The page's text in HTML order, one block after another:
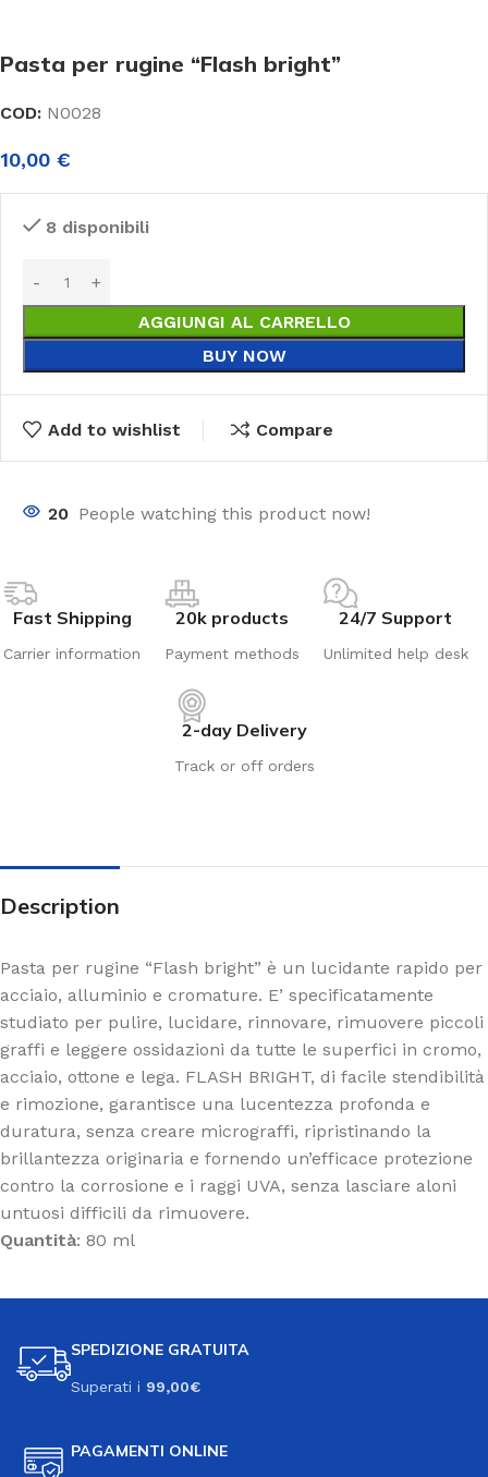
Pasta per rugine “Flash bright”
COD: N0028
10,00 €
8 disponibili
AGGIUNGI AL CARRELLO
BUY NOW
Add to wishlist Compare
20 People watching this product now!
Fast Shipping
Carrier information
20k products
Payment methods
24/7 Support
Unlimited help desk
2-day Delivery
Track or off orders
Description
Pasta per rugine “Flash bright” è un lucidante rapido per
acciaio, alluminio e cromature. E’ specificatamente
studiato per pulire, lucidare, rinnovare, rimuovere piccoli
graffi e leggere ossidazioni da tutte le superfici in cromo,
acciaio, ottone e lega. FLASH BRIGHT, di facile stendibilità
e rimozione, garantisce una lucentezza profonda e
duratura, senza creare micrograffi, ripristinando la
brillantezza originaria e fornendo un’efficace protezione
contro la corrosione e i raggi UVA, senza lasciare aloni
untuosi difficili da rimuovere.
Quantità: 80 ml
SPEDIZIONE GRATUITA
Superati i 99,00€
PAGAMENTI ONLINE